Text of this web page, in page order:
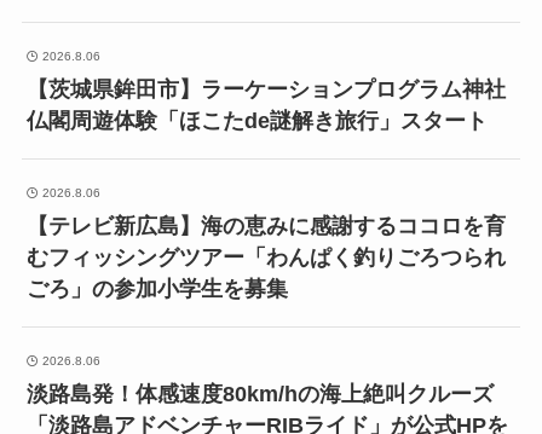
2026.8.06
【茨城県鉾田市】ラーケーションプログラム神社
仏閣周遊体験「ほこたde謎解き旅行」スタート
2026.8.06
【テレビ新広島】海の恵みに感謝するココロを育
むフィッシングツアー「わんぱく釣りごろつられ
ごろ」の参加小学生を募集
2026.8.06
淡路島発！体感速度80km/hの海上絶叫クルーズ
「淡路島アドベンチャーRIBライド」が公式HPを